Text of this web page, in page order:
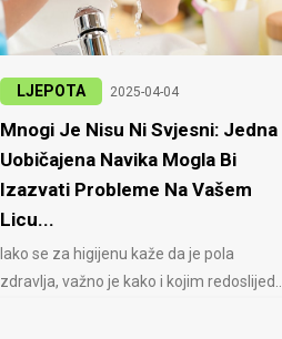
LJEPOTA 2025-04-04
Mnogi Je Nisu Ni Svjesni: Jedna
Uobičajena Navika Mogla Bi
Izazvati Probleme Na Vašem
Licu...
Iako se za higijenu kaže da je pola
zdravlja, važno je kako i kojim redoslijed..